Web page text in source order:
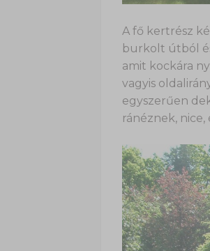
A fő kertrész
burkolt útból
amit kockára
vagyis
egyszerűen
ránéznek,